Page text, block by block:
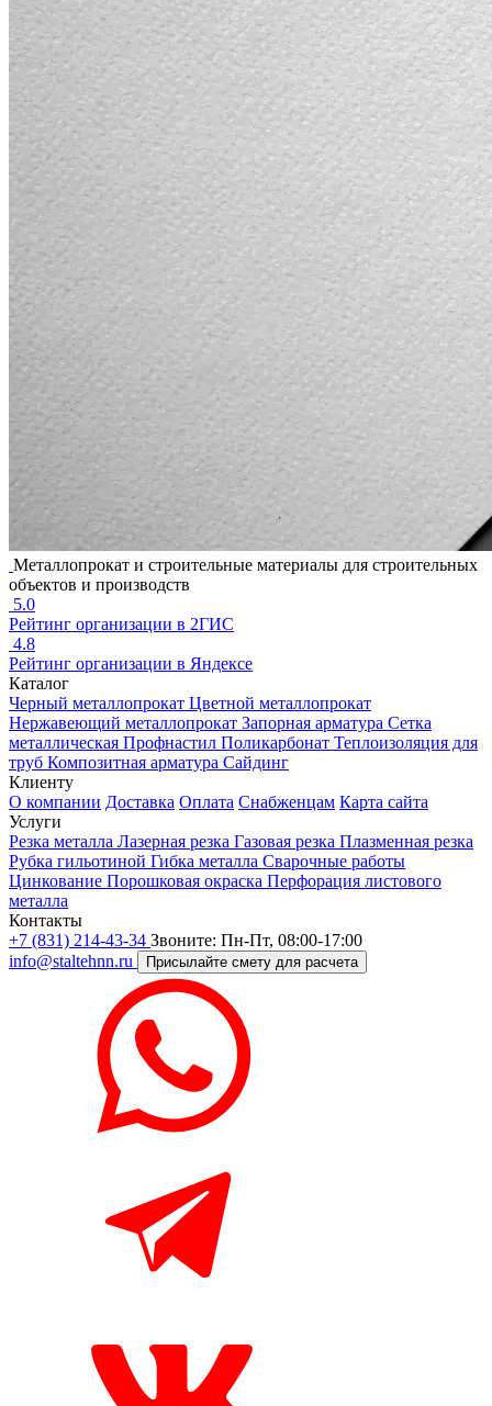
Металлопрокат и строительные материалы для строительных
объектов и производств
5.0
Рейтинг организации в 2ГИС
4.8
Рейтинг организации в Яндексе
Каталог
Черный металлопрокат Цветной металлопрокат
Нержавеющий металлопрокат Запорная арматура Сетка
металлическая Профнастил Поликарбонат Теплоизоляция для
труб Композитная арматура Сайдинг
Клиенту
О компании Доставка Оплата Снабженцам Карта сайта
Услуги
Резка металла Лазерная резка Газовая резка Плазменная резка
Рубка гильотиной Гибка металла Сварочные работы
Цинкование Порошковая окраска Перфорация листового
металла
Контакты
+7 (831) 214-43-34 Звоните: Пн-Пт, 08:00-17:00
info@staltehnn.ru
Присылайте смету для расчета